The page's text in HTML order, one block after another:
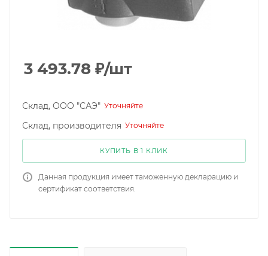
3 493.78 ₽/шт
Склад, ООО "САЭ" Уточняйте
Склад, производителя Уточняйте
КУПИТЬ В 1 КЛИК
Данная продукция имеет таможенную декларацию и
сертификат соответствия.